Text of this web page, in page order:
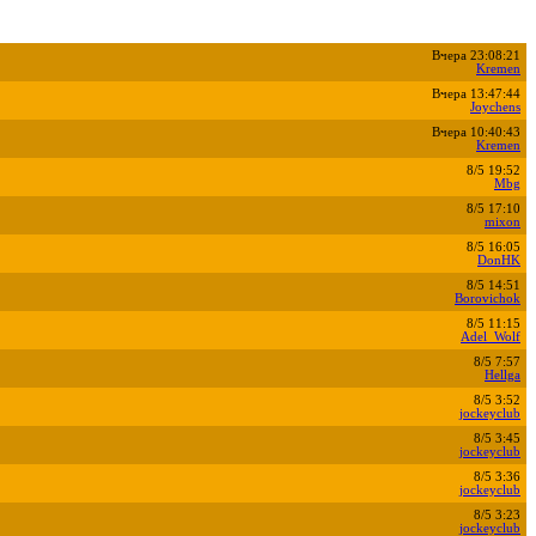
Вчера 23:08:21
Kremen
Вчера 13:47:44
Joychens
Вчера 10:40:43
Kremen
8/5 19:52
Mbg
8/5 17:10
mixon
8/5 16:05
DonHK
8/5 14:51
Borovichok
8/5 11:15
Adel_Wolf
8/5 7:57
Hellga
8/5 3:52
jockeyclub
8/5 3:45
jockeyclub
8/5 3:36
jockeyclub
8/5 3:23
jockeyclub